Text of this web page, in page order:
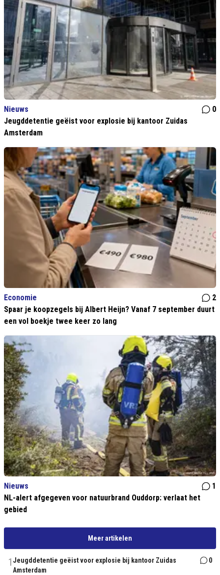
Nieuws
0
Jeugddetentie geëist voor explosie bij kantoor Zuidas
Amsterdam
Economie
2
Spaar je koopzegels bij Albert Heijn? Vanaf 7 september duurt
een vol boekje twee keer zo lang
Nieuws
1
NL-alert afgegeven voor natuurbrand Ouddorp: verlaat het
gebied
Meer artikelen
1 Jeugddetentie geëist voor explosie bij kantoor Zuidas
Amsterdam
0